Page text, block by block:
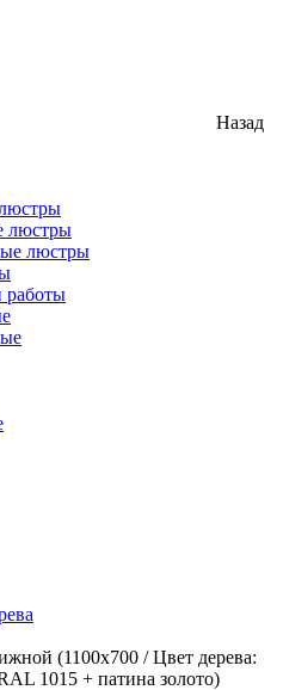
Назад
люстры
люстры
работы
(1100х700 / Цвет дерева:
1015 + патина золото)